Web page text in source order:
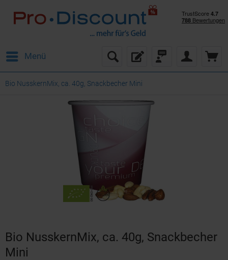
Menü
Bio NusskernMix, ca. 40g, Snackbecher Mini
Bio NusskernMix, ca. 40g, Snackbecher
Mini